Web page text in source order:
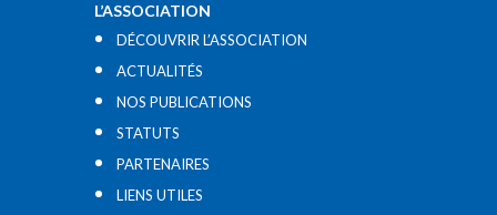
L’ASSOCIATION
DÉCOUVRIR L’ASSOCIATION
ACTUALITÉS
NOS PUBLICATIONS
STATUTS
PARTENAIRES
LIENS UTILES​